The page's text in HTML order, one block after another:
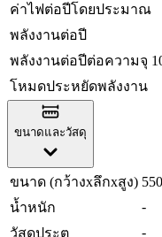
ค่าไฟต่อปีโดยประมาณ
พลังงานต่อปี
พลังงานต่อปีต่อความจุ
โหมดประหยัดพลังงาน
ขนาดและวัสดุ
ขนาด (กว้างxลึกxสูง)
น้ำหนัก
-
วัสดุประตู
-